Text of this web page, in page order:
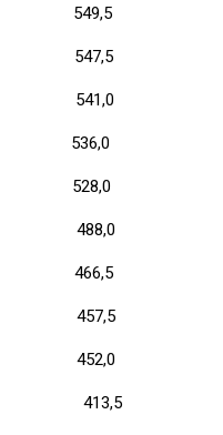
549,5
547,5
541,0
536,0
528,0
488,0
466,5
457,5
452,0
413,5